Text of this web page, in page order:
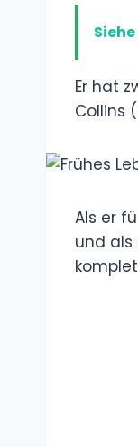
Er hat
Collins
Als er
und als